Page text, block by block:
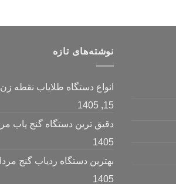
نوشته‌های تازه
انواع دستگاه طلایاب نقطه زن
15, 1405
دقیق ترین دستگاه گنج یاب
1405
بهترین دستگاه ردیاب گنج
1405